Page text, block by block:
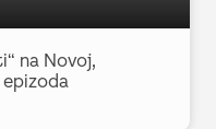
na Novoj,